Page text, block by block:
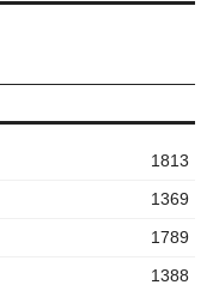
1813
1369
1789
1388